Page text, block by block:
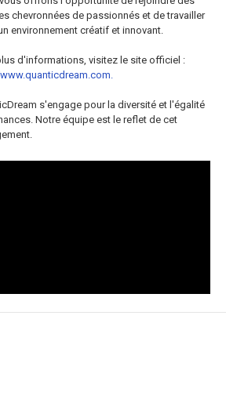
chevronnées de passionnés et de travailler
environnement créatif et innovant.
d'informations, visitez le site officiel :
s'engage pour la diversité et l'égalité
Notre équipe est le reflet de cet